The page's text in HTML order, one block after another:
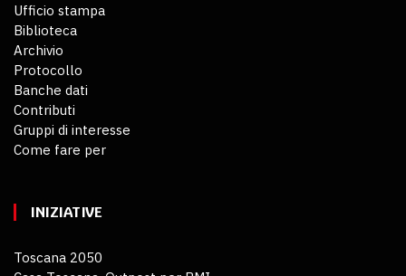
Ufficio stampa
Biblioteca
Archivio
Protocollo
Banche dati
Contributi
Gruppi di interesse
Come fare per
INIZIATIVE
Toscana 2050